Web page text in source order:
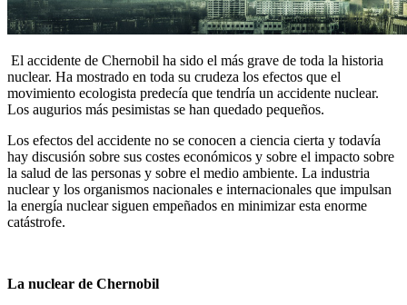
El accidente de Chernobil ha sido el más grave de toda la historia
nuclear. Ha mostrado en toda su crudeza los efectos que el
movimiento ecologista predecía que tendría un accidente nuclear.
Los augurios más pesimistas se han quedado pequeños.
Los efectos del accidente no se conocen a ciencia cierta y todavía
hay discusión sobre sus costes económicos y sobre el impacto sobre
la salud de las personas y sobre el medio ambiente. La industria
nuclear y los organismos nacionales e internacionales que impulsan
la energía nuclear siguen empeñados en minimizar esta enorme
catástrofe.
La nuclear de Chernobil